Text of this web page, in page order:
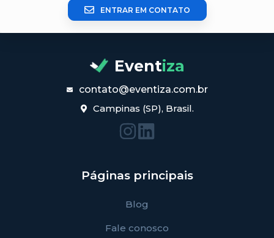
ENTRAR EM CONTATO
Eventiza
contato@eventiza.com.br
Campinas (SP), Brasil.
Páginas principais
Blog
Fale conosco